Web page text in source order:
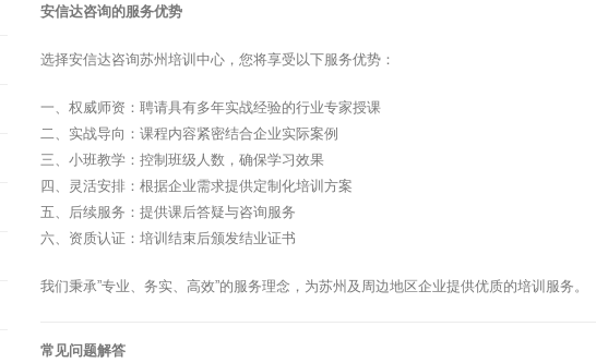
安信达咨询的服务优势
选择安信达咨询苏州培训中心，您将享受以下服务优势：
一、权威师资：聘请具有多年实战经验的行业专家授课
二、实战导向：课程内容紧密结合企业实际案例
三、小班教学：控制班级人数，确保学习效果
四、灵活安排：根据企业需求提供定制化培训方案
五、后续服务：提供课后答疑与咨询服务
六、资质认证：培训结束后颁发结业证书
我们秉承”专业、务实、高效”的服务理念，为苏州及周边地区企业提供优质的培训服务。
常见问题解答